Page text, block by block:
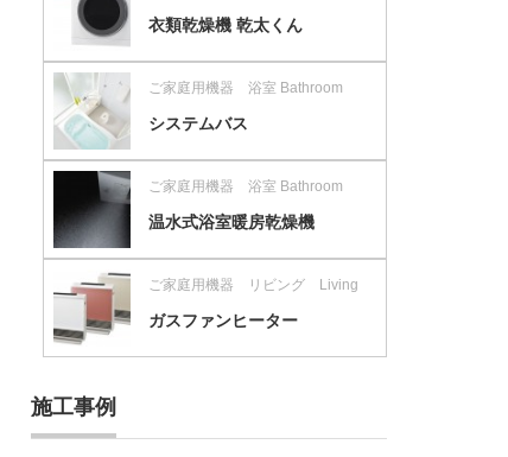
衣類乾燥機 乾太くん
ご家庭用機器 浴室 Bathroom
システムバス
ご家庭用機器 浴室 Bathroom
温水式浴室暖房乾燥機
ご家庭用機器 リビング Living
ガスファンヒーター
施工事例